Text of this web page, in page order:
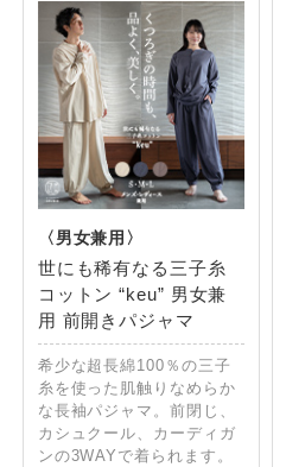
世にも稀有なる三子糸
コットン “keu” 男女兼
用 前開きパジャマ
希少な超長綿100％の三子
糸を使った肌触りなめらか
な長袖パジャマ。前閉じ、
カシュクール、カーディガ
ンの3WAYで着られます。